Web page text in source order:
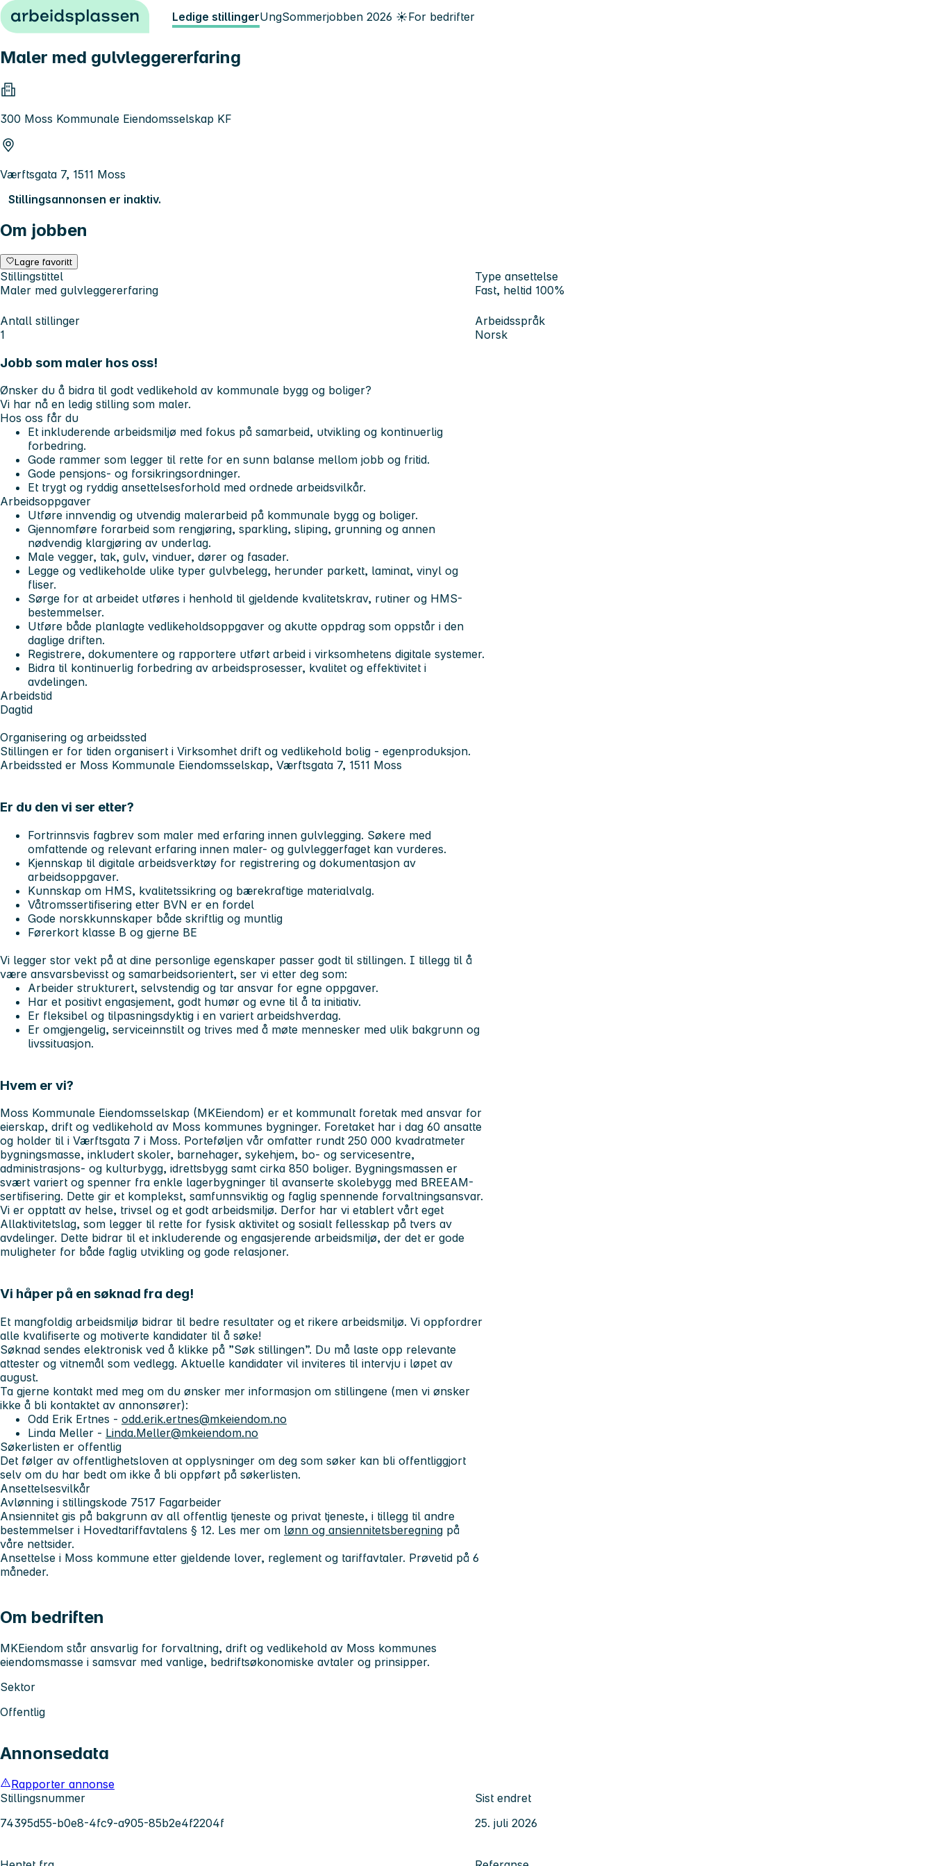
Hopp til innhold Ledige stillingerUngSommerjobben 2026 ☀️For bedrifter
Maler med gulvleggererfaring
300 Moss Kommunale Eiendomsselskap KF
Værftsgata 7, 1511 Moss
Stillingsannonsen er inaktiv.
Om jobben
Lagre favoritt
Stillingstittel
Maler med gulvleggererfaring
Type ansettelse
Fast, heltid 100%
Antall stillinger
1
Arbeidsspråk
Norsk
Jobb som maler hos oss!
Ønsker du å bidra til godt vedlikehold av kommunale bygg og boliger?
Vi har nå en ledig stilling som maler.
Hos oss får du
Et inkluderende arbeidsmiljø med fokus på samarbeid, utvikling og kontinuerlig
forbedring.
Gode rammer som legger til rette for en sunn balanse mellom jobb og fritid.
Gode pensjons- og forsikringsordninger.
Et trygt og ryddig ansettelsesforhold med ordnede arbeidsvilkår.
Arbeidsoppgaver
Utføre innvendig og utvendig malerarbeid på kommunale bygg og boliger.
Gjennomføre forarbeid som rengjøring, sparkling, sliping, grunning og annen
nødvendig klargjøring av underlag.
Male vegger, tak, gulv, vinduer, dører og fasader.
Legge og vedlikeholde ulike typer gulvbelegg, herunder parkett, laminat, vinyl og
fliser.
Sørge for at arbeidet utføres i henhold til gjeldende kvalitetskrav, rutiner og HMS-
bestemmelser.
Utføre både planlagte vedlikeholdsoppgaver og akutte oppdrag som oppstår i den
daglige driften.
Registrere, dokumentere og rapportere utført arbeid i virksomhetens digitale systemer.
Bidra til kontinuerlig forbedring av arbeidsprosesser, kvalitet og effektivitet i
avdelingen.
Arbeidstid
Dagtid
Organisering og arbeidssted
Stillingen er for tiden organisert i Virksomhet drift og vedlikehold bolig - egenproduksjon.
Arbeidssted er Moss Kommunale Eiendomsselskap, Værftsgata 7, 1511 Moss
Er du den vi ser etter?
Fortrinnsvis fagbrev som maler med erfaring innen gulvlegging. Søkere med
omfattende og relevant erfaring innen maler- og gulvleggerfaget kan vurderes.
Kjennskap til digitale arbeidsverktøy for registrering og dokumentasjon av
arbeidsoppgaver.
Kunnskap om HMS, kvalitetssikring og bærekraftige materialvalg.
Våtromssertifisering etter BVN er en fordel
Gode norskkunnskaper både skriftlig og muntlig
Førerkort klasse B og gjerne BE
Vi legger stor vekt på at dine personlige egenskaper passer godt til stillingen. I tillegg til å
være ansvarsbevisst og samarbeidsorientert, ser vi etter deg som:
Arbeider strukturert, selvstendig og tar ansvar for egne oppgaver.
Har et positivt engasjement, godt humør og evne til å ta initiativ.
Er fleksibel og tilpasningsdyktig i en variert arbeidshverdag.
Er omgjengelig, serviceinnstilt og trives med å møte mennesker med ulik bakgrunn og
livssituasjon.
Hvem er vi?
Moss Kommunale Eiendomsselskap (MKEiendom) er et kommunalt foretak med ansvar for
eierskap, drift og vedlikehold av Moss kommunes bygninger. Foretaket har i dag 60 ansatte
og holder til i Værftsgata 7 i Moss. Porteføljen vår omfatter rundt 250 000 kvadratmeter
bygningsmasse, inkludert skoler, barnehager, sykehjem, bo- og servicesentre,
administrasjons- og kulturbygg, idrettsbygg samt cirka 850 boliger. Bygningsmassen er
svært variert og spenner fra enkle lagerbygninger til avanserte skolebygg med BREEAM-
sertifisering. Dette gir et komplekst, samfunnsviktig og faglig spennende forvaltningsansvar.
Vi er opptatt av helse, trivsel og et godt arbeidsmiljø. Derfor har vi etablert vårt eget
Allaktivitetslag, som legger til rette for fysisk aktivitet og sosialt fellesskap på tvers av
avdelinger. Dette bidrar til et inkluderende og engasjerende arbeidsmiljø, der det er gode
muligheter for både faglig utvikling og gode relasjoner.
Vi håper på en søknad fra deg!
Et mangfoldig arbeidsmiljø bidrar til bedre resultater og et rikere arbeidsmiljø. Vi oppfordrer
alle kvalifiserte og motiverte kandidater til å søke!
Søknad sendes elektronisk ved å klikke på ”Søk stillingen”. Du må laste opp relevante
attester og vitnemål som vedlegg. Aktuelle kandidater vil inviteres til intervju i løpet av
august.
Ta gjerne kontakt med meg om du ønsker mer informasjon om stillingene (men vi ønsker
ikke å bli kontaktet av annonsører):
Odd Erik Ertnes - odd.erik.ertnes@mkeiendom.no
Linda Meller - Linda.Meller@mkeiendom.no
Søkerlisten er offentlig
Det følger av offentlighetsloven at opplysninger om deg som søker kan bli offentliggjort
selv om du har bedt om ikke å bli oppført på søkerlisten.
Ansettelsesvilkår
Avlønning i stillingskode 7517 Fagarbeider
Ansiennitet gis på bakgrunn av all offentlig tjeneste og privat tjeneste, i tillegg til andre
bestemmelser i Hovedtariffavtalens § 12. Les mer om lønn og ansiennitetsberegning på
våre nettsider.
Ansettelse i Moss kommune etter gjeldende lover, reglement og tariffavtaler. Prøvetid på 6
måneder.
Om bedriften
MKEiendom står ansvarlig for forvaltning, drift og vedlikehold av Moss kommunes
eiendomsmasse i samsvar med vanlige, bedriftsøkonomiske avtaler og prinsipper.
Sektor
Offentlig
Annonsedata
Rapporter annonse
Stillingsnummer
74395d55-b0e8-4fc9-a905-85b2e4f2204f
Sist endret
25. juli 2026